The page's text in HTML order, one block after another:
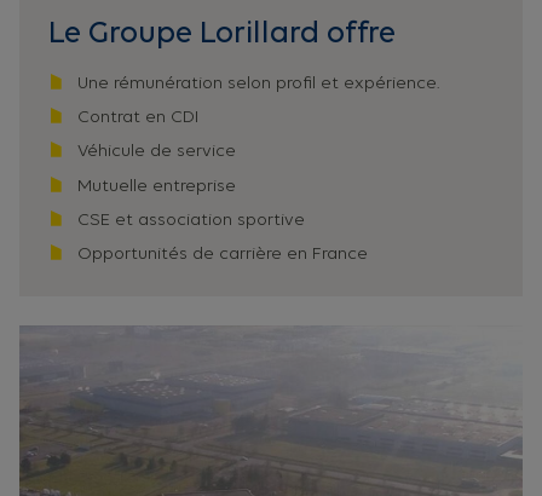
Le Groupe Lorillard offre
Une rémunération selon profil et expérience.
Contrat en CDI
Véhicule de service
Mutuelle entreprise
CSE et association sportive
Opportunités de carrière en France